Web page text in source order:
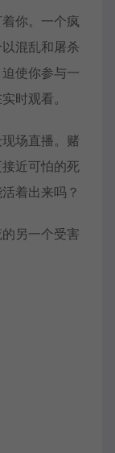
你。一个疯
混乱和屠杀
使你参与一
时观看。
场直播。赌
近可怕的死
着出来吗？
另一个受害